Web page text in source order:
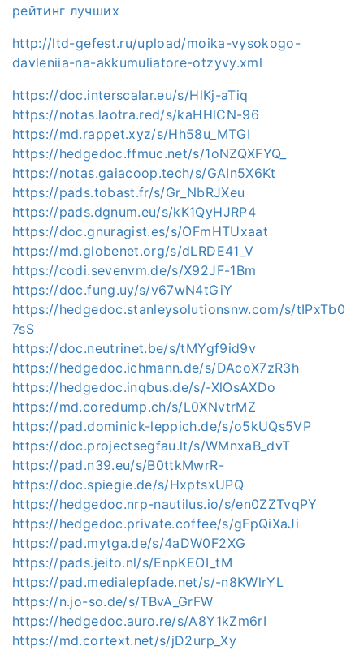
рейтинг лучших
http://ltd-gefest.ru/upload/moika-vysokogo-
davleniia-na-akkumuliatore-otzyvy.xml
https://doc.interscalar.eu/s/HlKj-aTiq
https://notas.laotra.red/s/kaHHlCN-96
https://md.rappet.xyz/s/Hh58u_MTGI
https://hedgedoc.ffmuc.net/s/1oNZQXFYQ_
https://notas.gaiacoop.tech/s/GAIn5X6Kt
https://pads.tobast.fr/s/Gr_NbRJXeu
https://pads.dgnum.eu/s/kK1QyHJRP4
https://doc.gnuragist.es/s/OFmHTUxaat
https://md.globenet.org/s/dLRDE41_V
https://codi.sevenvm.de/s/X92JF-1Bm
https://doc.fung.uy/s/v67wN4tGiY
https://hedgedoc.stanleysolutionsnw.com/s/tIPxTb0
7sS
https://doc.neutrinet.be/s/tMYgf9id9v
https://hedgedoc.ichmann.de/s/DAcoX7zR3h
https://hedgedoc.inqbus.de/s/-XlOsAXDo
https://md.coredump.ch/s/L0XNvtrMZ
https://pad.dominick-leppich.de/s/o5kUQs5VP
https://doc.projectsegfau.lt/s/WMnxaB_dvT
https://pad.n39.eu/s/B0ttkMwrR-
https://doc.spiegie.de/s/HxptsxUPQ
https://hedgedoc.nrp-nautilus.io/s/en0ZZTvqPY
https://hedgedoc.private.coffee/s/gFpQiXaJi
https://pad.mytga.de/s/4aDW0F2XG
https://pads.jeito.nl/s/EnpKEOI_tM
https://pad.medialepfade.net/s/-n8KWlrYL
https://n.jo-so.de/s/TBvA_GrFW
https://hedgedoc.auro.re/s/A8Y1kZm6rI
https://md.cortext.net/s/jD2urp_Xy